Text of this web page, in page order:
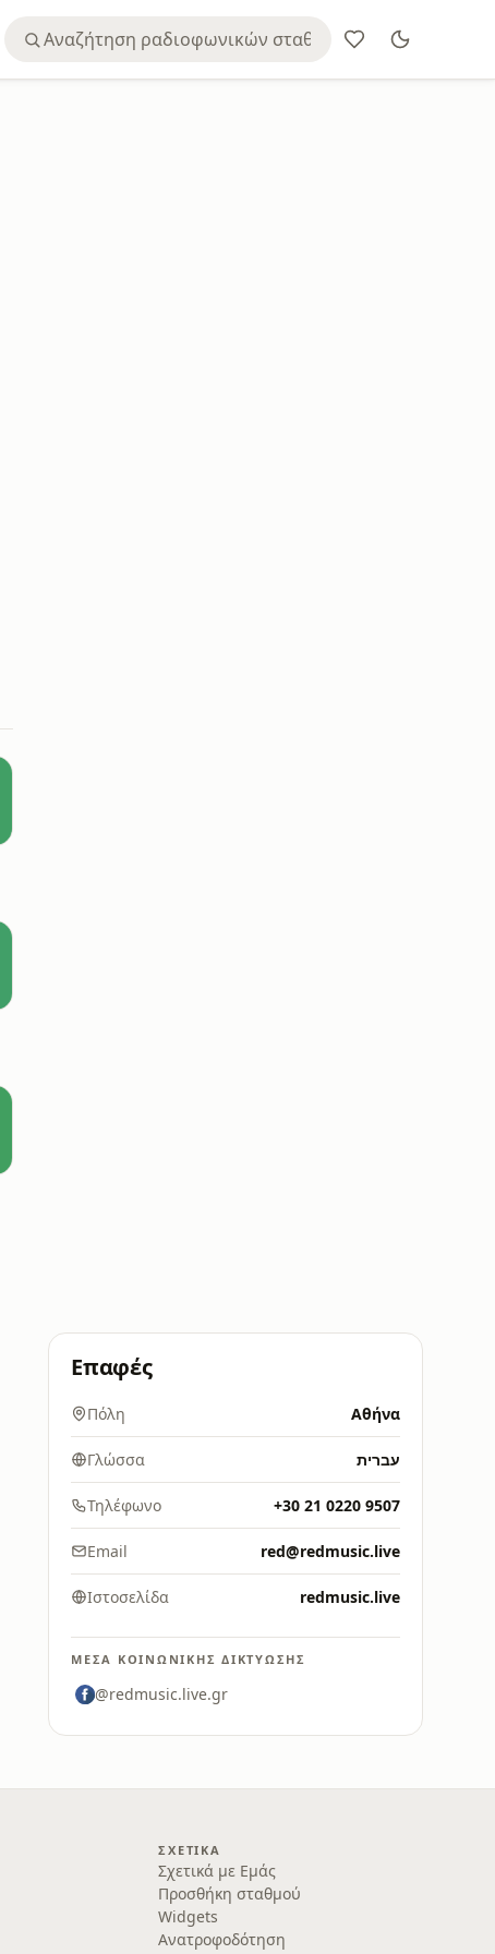
Επαφές
Πόλη Αθήνα
Γλώσσα עברית
Τηλέφωνο +30 21 0220 9507
Email red@redmusic.live
Ιστοσελίδα redmusic.live
ΜΈΣΑ ΚΟΙΝΩΝΙΚΉΣ ΔΙΚΤΎΩΣΗΣ
@redmusic.live.gr
ΣΧΕΤΙΚΆ
Σχετικά με Εμάς
Προσθήκη σταθμού
Widgets
Ανατροφοδότηση